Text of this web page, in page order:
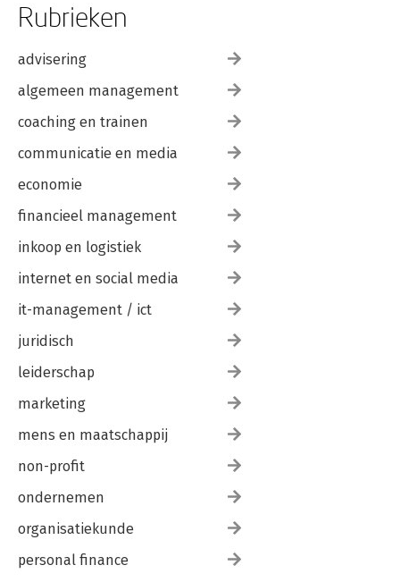
Rubrieken
advisering
algemeen management
coaching en trainen
communicatie en media
economie
financieel management
inkoop en logistiek
internet en social media
it-management / ict
juridisch
leiderschap
marketing
mens en maatschappij
non-profit
ondernemen
organisatiekunde
personal finance